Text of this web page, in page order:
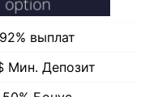
92% выплат
Мин. Депозит